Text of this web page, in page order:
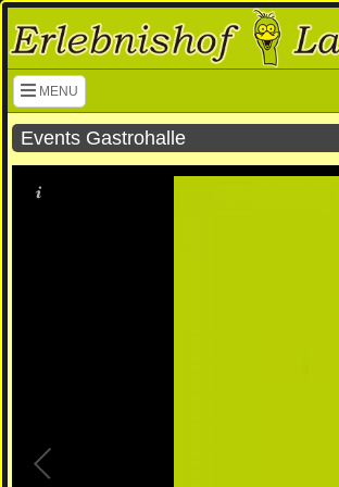
MENU
Navigation überspringen
Events Gastrohalle